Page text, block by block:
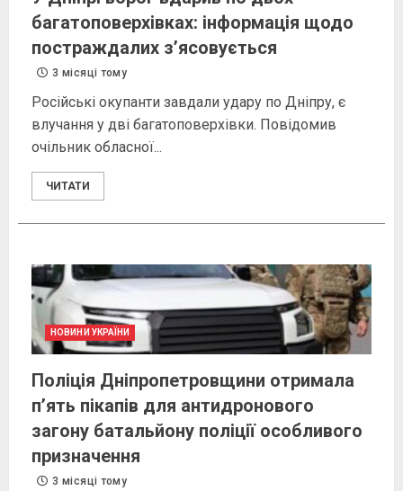
багатоповерхівках: інформація щодо
постраждалих з’ясовується
3 місяці тому
Російські окупанти завдали удару по Дніпру, є
влучання у дві багатоповерхівки. Повідомив
очільник обласної...
ЧИТАТИ
НОВИНИ УКРАЇНИ
Поліція Дніпропетровщини отримала
п’ять пікапів для антидронового
загону батальйону поліції особливого
призначення
3 місяці тому